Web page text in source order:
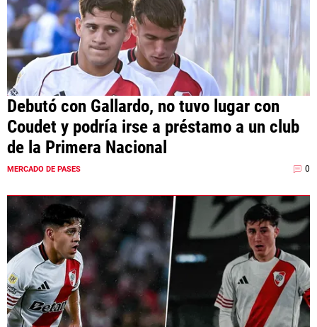
Debutó con Gallardo, no tuvo lugar con
Coudet y podría irse a préstamo a un club
de la Primera Nacional
MERCADO DE PASES 0